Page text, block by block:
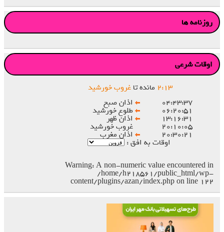
روزنامه ها
اوقات شرعی
۲:۱۳ مانده تاغروب خورشید
۰۴:۴۳:۳۷
اذان صبح
۰۶:۲۰:۵۱ طلوع خورشید
۱۳:۱۶:۳۱ اذان ظهر
۲۰:۱۰:۰۵ غروب خورشید
۲۰:۳۰:۲۱ اذان مغرب
اوقات به افق :
Warning: A non-numeric value encountered in
/home/h218561/public_html/wp-
content/plugins/azan/index.phpon line ۱۲۲